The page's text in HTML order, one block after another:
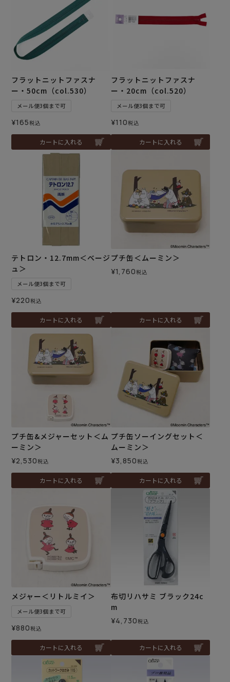
フラットニットファスナ
ー・50cm（col.530）
メール便3個まで可
¥165税込
カートに入れる
フラットニットファスナ
ー・20cm（col.520）
メール便3個まで可
¥110税込
カートに入れる
テトロン・12.7mm＜ベージ
ュ＞
メール便3個まで可
¥220税込
カートに入れる
プチ缶＜ムーミン＞
¥1,760税込
カートに入れる
プチ缶&メジャーセット＜ム
ーミン＞
¥2,530税込
カートに入れる
プチ缶ソーイングセット＜
ムーミン＞
¥3,850税込
カートに入れる
メジャー＜リトルミイ＞
メール便3個まで可
¥880税込
カートに入れる
布切リハサミ ブラック24c
m
¥4,730税込
カートに入れる